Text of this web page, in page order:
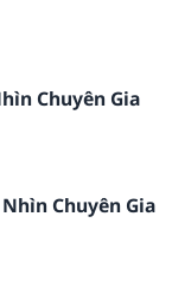
Chuyên Gia
Chuyên Gia